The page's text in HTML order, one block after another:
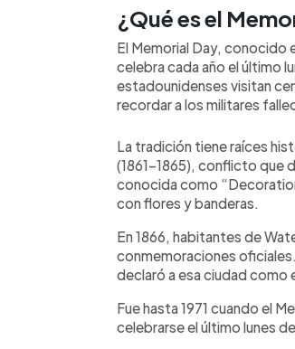
¿Qué es el
El Memorial Day, conocido
celebra cada año el último
estadounidenses visitan
recordar a los militares
La tradición tiene raíces
(1861-1865), conflicto que
conocida como
con flores y banderas.
En 1866, habitantes de
conmemoraciones
declaró a esa ciudad como
Fue hasta 1971 cuando el
celebrarse el último lunes